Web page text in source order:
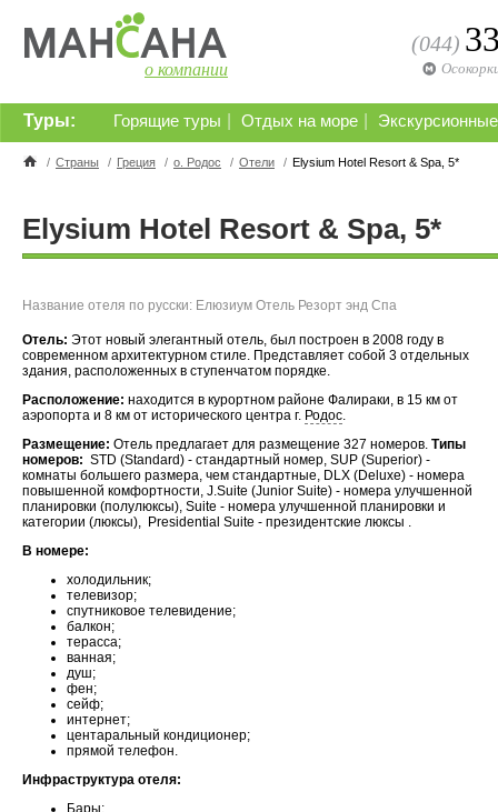
о компании
(044)
Горящие туры Отдых на море
Туры:
/ Страны / Греция / о. Родос / Отели / Elysium Hotel Resort & Spa, 5*
Elysium Hotel Resort & Spa, 5*
Название отеля по русски: Елюзиум Отель Резорт энд Спа
Отель: Этот новый элегантный отель, был построен в 2008 году в
современном архитектурном стиле. Представляет собой 3 отдельных
здания, расположенных в ступенчатом порядке.
Расположение: находится в курортном районе Фалираки, в 15 км от
аэропорта и 8 км от исторического центра г. Родос.
Размещение: Отель предлагает для размещение 327 номеров. Типы
номеров: STD (Standard) - стандартный номер, SUP (Superior) -
комнаты большего размера, чем стандартные, DLX (Deluxe) - номера
повышенной комфортности, J.Suite (Junior Suite) - номера улучшенной
планировки (полулюксы), Suite - номера улучшенной планировки и
категории (люксы), Presidential Suite - президентские люксы .
В номере:
холодильник;
телевизор;
cпутниковое телевидение;
балкон;
терасса;
ванная;
душ;
фен;
сейф;
интернет;
центаральный кондиционер;
прямой телефон.
Инфраструктура отеля:
Бары;